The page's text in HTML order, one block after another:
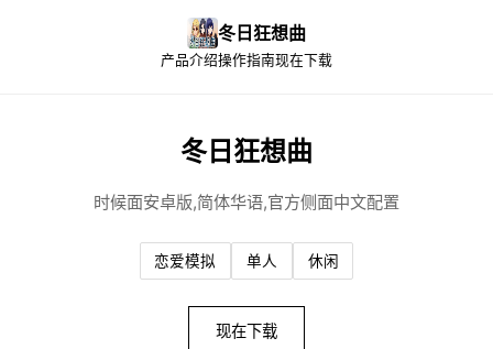
冬日狂想曲
产品介绍操作指南现在下载
冬日狂想曲
时候面安卓版,简体华语,官方侧面中文配置
恋爱模拟 单人 休闲
现在下载